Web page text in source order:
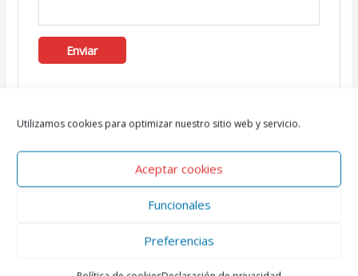
Utilizamos cookies para optimizar nuestro sitio web y servicio.
Aceptar cookies
Funcionales
Preferencias
Productos relacionados